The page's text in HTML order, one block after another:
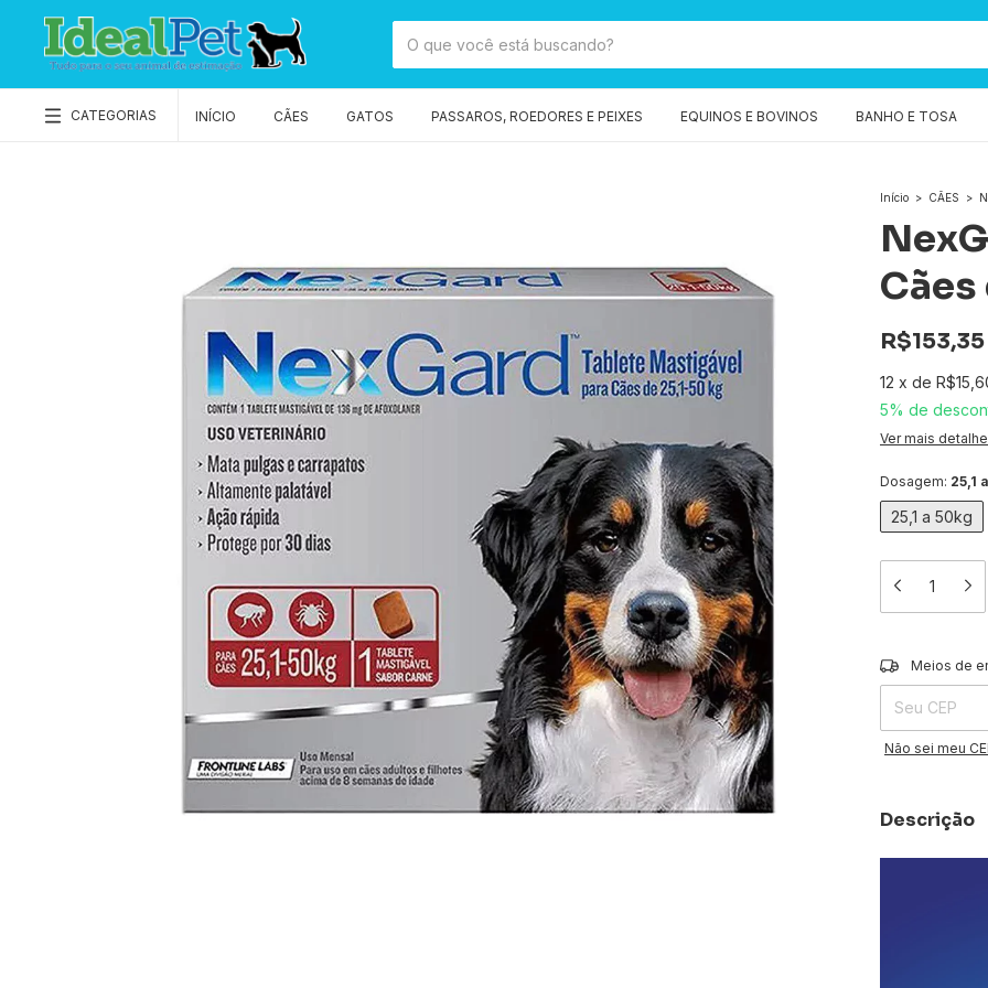
CATEGORIAS INÍCIO CÃES GATOS PASSAROS, ROEDORES E PEIXES EQUINOS E BOVINOS BANHO E TOSA
Início > CÃES >
Cães
R$153,35
12 x de
5% de
Ver mais
Dosagem: 25,1
25,1 a 50kg
Entregas para o
Meios de
Não sei meu
Descrição